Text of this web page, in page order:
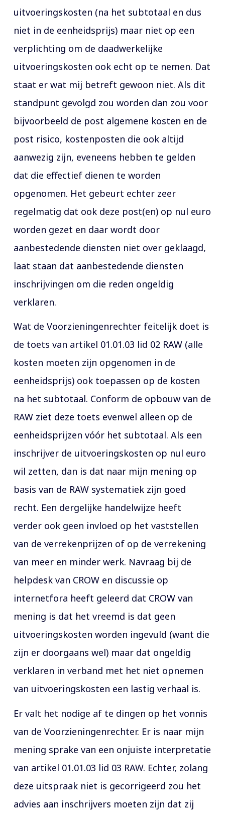
uitvoeringskosten (na het subtotaal en dus
niet in de eenheidsprijs) maar niet op een
verplichting om de daadwerkelijke
uitvoeringskosten ook echt op te nemen. Dat
staat er wat mij betreft gewoon niet. Als dit
standpunt gevolgd zou worden dan zou voor
bijvoorbeeld de post algemene kosten en de
post risico, kostenposten die ook altijd
aanwezig zijn, eveneens hebben te gelden
dat die effectief dienen te worden
opgenomen. Het gebeurt echter zeer
regelmatig dat ook deze post(en) op nul euro
worden gezet en daar wordt door
aanbestedende diensten niet over geklaagd,
laat staan dat aanbestedende diensten
inschrijvingen om die reden ongeldig
verklaren.
Wat de Voorzieningenrechter feitelijk doet is
de toets van artikel 01.01.03 lid 02 RAW (alle
kosten moeten zijn opgenomen in de
eenheidsprijs) ook toepassen op de kosten
na het subtotaal. Conform de opbouw van de
RAW ziet deze toets evenwel alleen op de
eenheidsprijzen vóór het subtotaal. Als een
inschrijver de uitvoeringskosten op nul euro
wil zetten, dan is dat naar mijn mening op
basis van de RAW systematiek zijn goed
recht. Een dergelijke handelwijze heeft
verder ook geen invloed op het vaststellen
van de verrekenprijzen of op de verrekening
van meer en minder werk. Navraag bij de
helpdesk van CROW en discussie op
internetfora heeft geleerd dat CROW van
mening is dat het vreemd is dat geen
uitvoeringskosten worden ingevuld (want die
zijn er doorgaans wel) maar dat ongeldig
verklaren in verband met het niet opnemen
van uitvoeringskosten een lastig verhaal is.
Er valt het nodige af te dingen op het vonnis
van de Voorzieningenrechter. Er is naar mijn
mening sprake van een onjuiste interpretatie
van artikel 01.01.03 lid 03 RAW. Echter, zolang
deze uitspraak niet is gecorrigeerd zou het
advies aan inschrijvers moeten zijn dat zij